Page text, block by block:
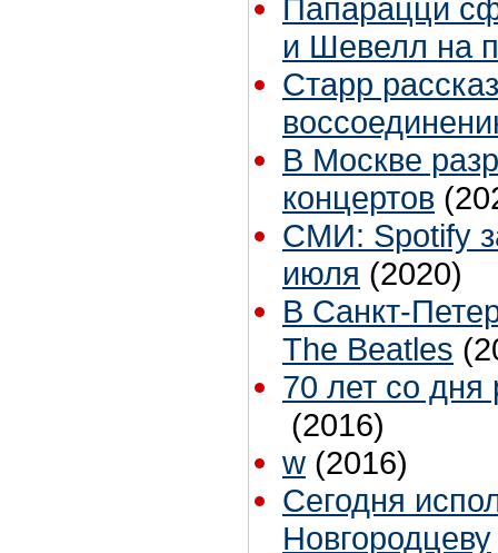
Папарацци
и Шевелл на
Старр
В Москве
концертов
СМИ: Spotify
июля (2020)
В Санкт-
The Beatles
70 лет со
(2016)
w (2016)
Сегодня
Новгородцеву